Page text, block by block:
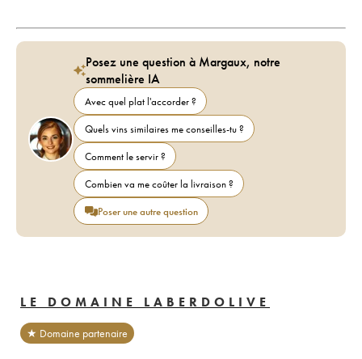
Posez une question à Margaux, notre
sommelière IA
Avec quel plat l'accorder ?
Quels vins similaires me conseilles-tu ?
Comment le servir ?
Combien va me coûter la livraison ?
Poser une autre question
LE DOMAINE LABERDOLIVE
★ Domaine partenaire